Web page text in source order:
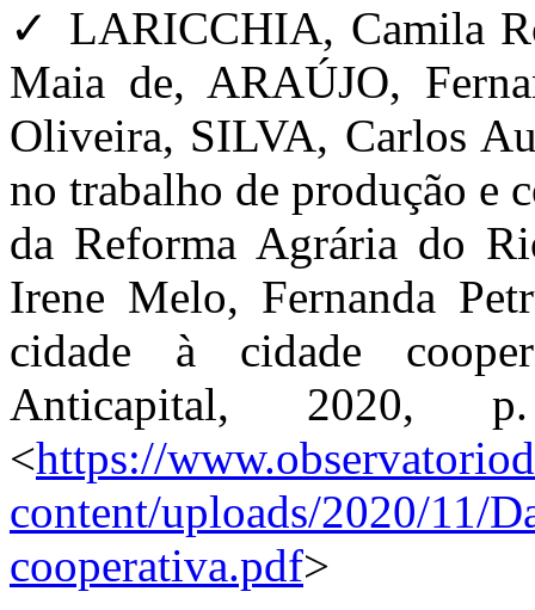
✓ LARICCHIA, Camila
Maia de, ARAÚJO,
Oliveira, SILVA, Carlos
no trabalho de produção e
da Reforma Agrária do
Irene Melo, Fernanda
cidade à cidade
Anticapital, 2020,
<https://
content/uploads/2020/11/
cooperativa.pdf>